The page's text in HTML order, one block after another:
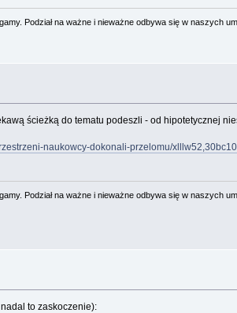
Podział na ważne i nieważne odbywa się w naszych
ścieżką do tematu podeszli - od hipotetycznej
naukowcy-dokonali-przelomu/
Podział na ważne i nieważne odbywa się w naszych
to zaskoczenie):